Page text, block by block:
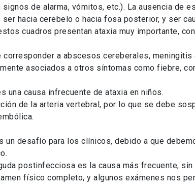
de alarma, vómitos, etc.). La ausencia de
ser hacia cerebelo o hacia fosa posterior, y ser
cuadros presentan ataxia muy importante,
corresponder a abscesos cereberales,
asociados a otros síntomas como fiebre,
una causa infrecuente de ataxia en niños.
de la arteria vertebral, por lo que se debe
un desafío para los clínicos, debido a que
postinfecciosa es la causa más frecuente,
físico completo, y algunos exámenes nos